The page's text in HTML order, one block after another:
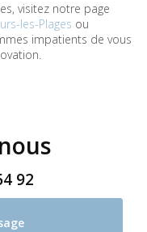
visitez notre page
les-Plages ou
impatients de vous
92